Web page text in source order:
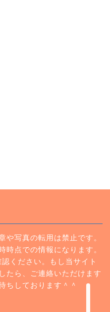
や写真の転用は禁止です。
時点での情報になります。
ください。もし当サイト
たら、ご連絡いただけます
ちしております＾＾
カフェ
Instagram